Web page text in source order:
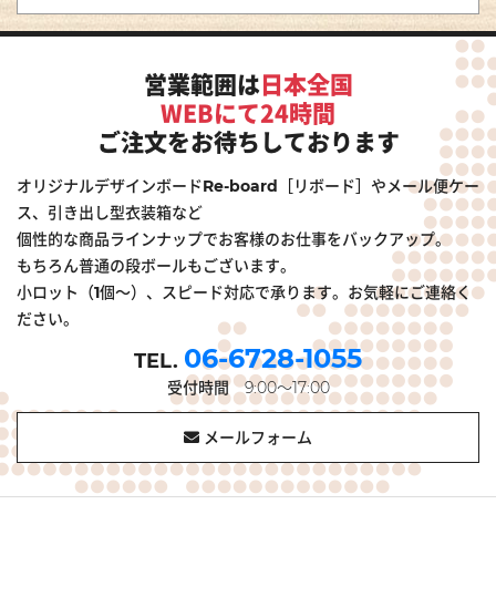
営業範囲は日本全国
WEBにて24時間
ご注文をお待ちしております
オリジナルデザインボードRe-board［リボード］やメール便ケー
ス、引き出し型衣装箱など
個性的な商品ラインナップでお客様のお仕事をバックアップ。
もちろん普通の段ボールもございます。
小ロット（1個～）、スピード対応で承ります。お気軽にご連絡く
ださい。
06-6728-1055
受付時間9:00～17:00
メールフォーム